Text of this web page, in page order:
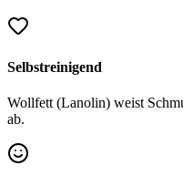
Selbstreinigend
Wollfett (Lanolin) weist
ab.